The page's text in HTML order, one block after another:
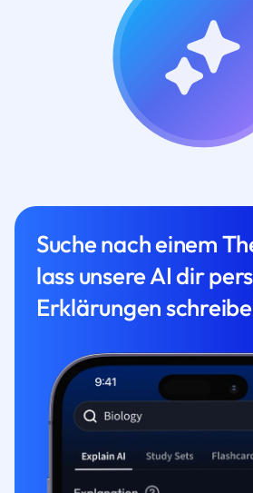
Suche nach einem
lass unsere AI dir
Erklärungen